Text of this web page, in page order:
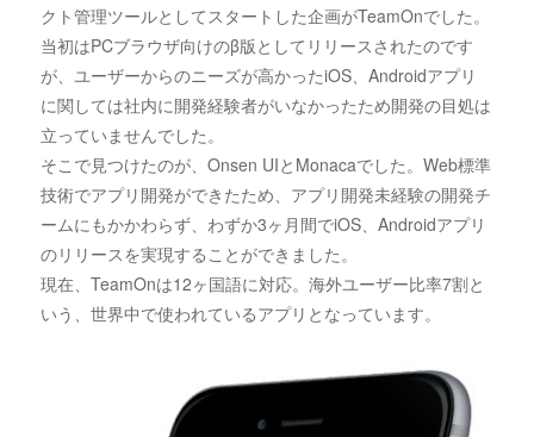
クト管理ツールとしてスタートした企画がTeamOnでした。
当初はPCブラウザ向けのβ版としてリリースされたのです
が、ユーザーからのニーズが高かったiOS、Androidアプリ
に関しては社内に開発経験者がいなかったため開発の目処は
立っていませんでした。
そこで見つけたのが、Onsen UIとMonacaでした。Web標準
技術でアプリ開発ができたため、アプリ開発未経験の開発チ
ームにもかかわらず、わずか3ヶ月間でiOS、Androidアプリ
のリリースを実現することができました。
現在、TeamOnは12ヶ国語に対応。海外ユーザー比率7割と
いう、世界中で使われているアプリとなっています。